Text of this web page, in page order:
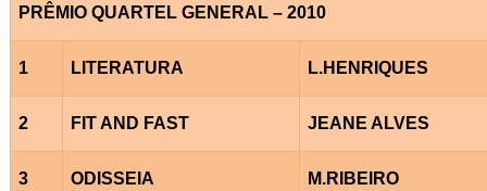
PRÊMIO QUARTEL GENERAL – 2010
1 LITERATURA L.HENRIQUES
2 FIT AND FAST JEANE ALVES
3 ODISSEIA M.RIBEIRO